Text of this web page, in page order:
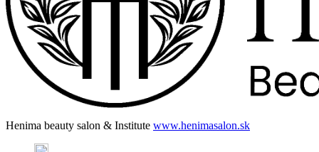
Henima beauty salon & Institute www.henimasalon.sk